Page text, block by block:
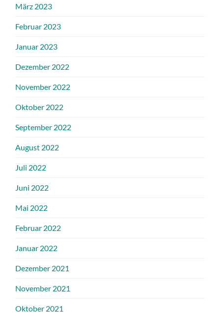
März 2023
Februar 2023
Januar 2023
Dezember 2022
November 2022
Oktober 2022
September 2022
August 2022
Juli 2022
Juni 2022
Mai 2022
Februar 2022
Januar 2022
Dezember 2021
November 2021
Oktober 2021